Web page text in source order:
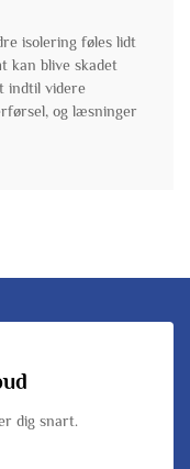
isolering føles lidt
kan blive skadet
indtil videre
og læsninger
dig snart.